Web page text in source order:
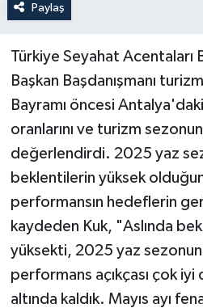
Paylaş
Türkiye Seyahat Acentaları
Başkan Başdanışmanı
Bayramı öncesi
oranlarını ve turizm
değerlendirdi. 2025 yaz
beklentilerin yüksek
performansın hedeflerin
kaydeden Kuk, "Aslında
yüksekti, 2025 yaz
performans açıkçası çok
altında kaldık. Mayıs ayı
Sağlık
Siyaset
Spor
Teknoloji
Televizyon
Turizm
Yaşam